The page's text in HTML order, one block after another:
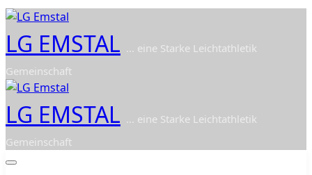
LG EMSTAL ... eine Starke Leichtathletik
Gemeinschaft
LG EMSTAL ... eine Starke Leichtathletik
Gemeinschaft